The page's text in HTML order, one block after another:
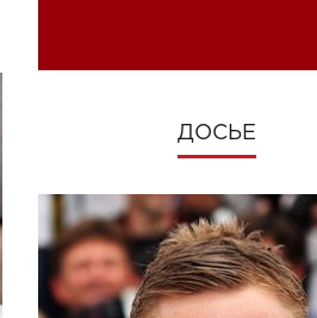
ДОСЬЕ